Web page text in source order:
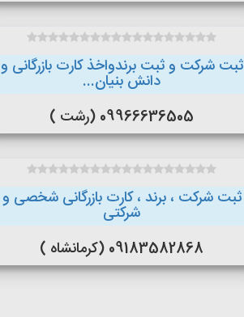
ثبت شرکت و ثبت برندواخذ کارت بازرگانی و
دانش بنیان...
09966636505 (رشت )
ثبت شرکت ، برند ، کارت بازرگانی شخصی و
شرکتی
09183582868 (کرمانشاه )